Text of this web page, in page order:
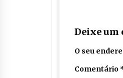
Deixe um
O seu
Comentário